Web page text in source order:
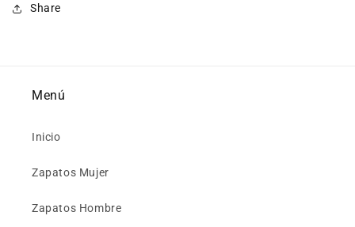
Share
Menú
Inicio
Zapatos Mujer
Zapatos Hombre